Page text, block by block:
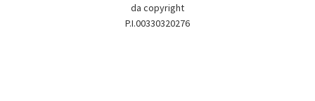
da copyright
P.I.00330320276